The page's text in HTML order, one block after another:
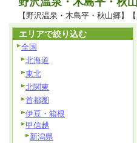
【野沢温泉・木島平・秋山郷】
エリアで絞り込む
全国
北海道
東北
北関東
首都圏
伊豆・箱根
甲信越
新潟県